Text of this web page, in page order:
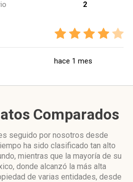
2
hace 1 mes
Comparados
seguido por nosotros desde
ha sido clasificado tan alto
mientras que la mayoría de su
donde alcanzó la más alta
de varias entidades, desde